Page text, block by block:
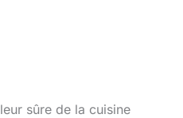
sûre de la cuisine